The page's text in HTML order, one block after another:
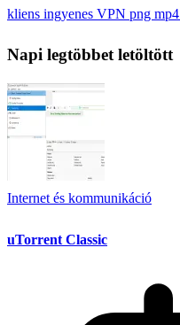
kliens ingyenes VPN png mp4
Napi legtöbbet letöltött
Internet és kommunikáció
uTorrent Classic